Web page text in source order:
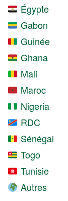
Égypte
Gabon
Guinée
Ghana
Mali
Maroc
Nigeria
RDC
Sénégal
Togo
Tunisie
Autres